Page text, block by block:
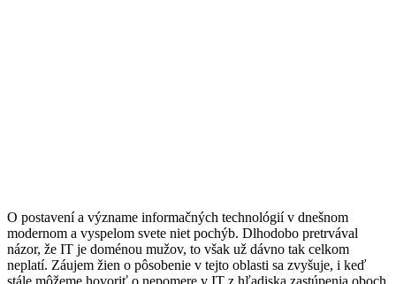
O postavení a význame informačných technológií v dnešnom
modernom a vyspelom svete niet pochýb. Dlhodobo pretrvával
názor, že IT je doménou mužov, to však už dávno tak celkom
neplatí. Záujem žien o pôsobenie v tejto oblasti sa zvyšuje, i keď